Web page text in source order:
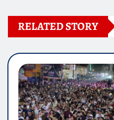
RELATED STORY